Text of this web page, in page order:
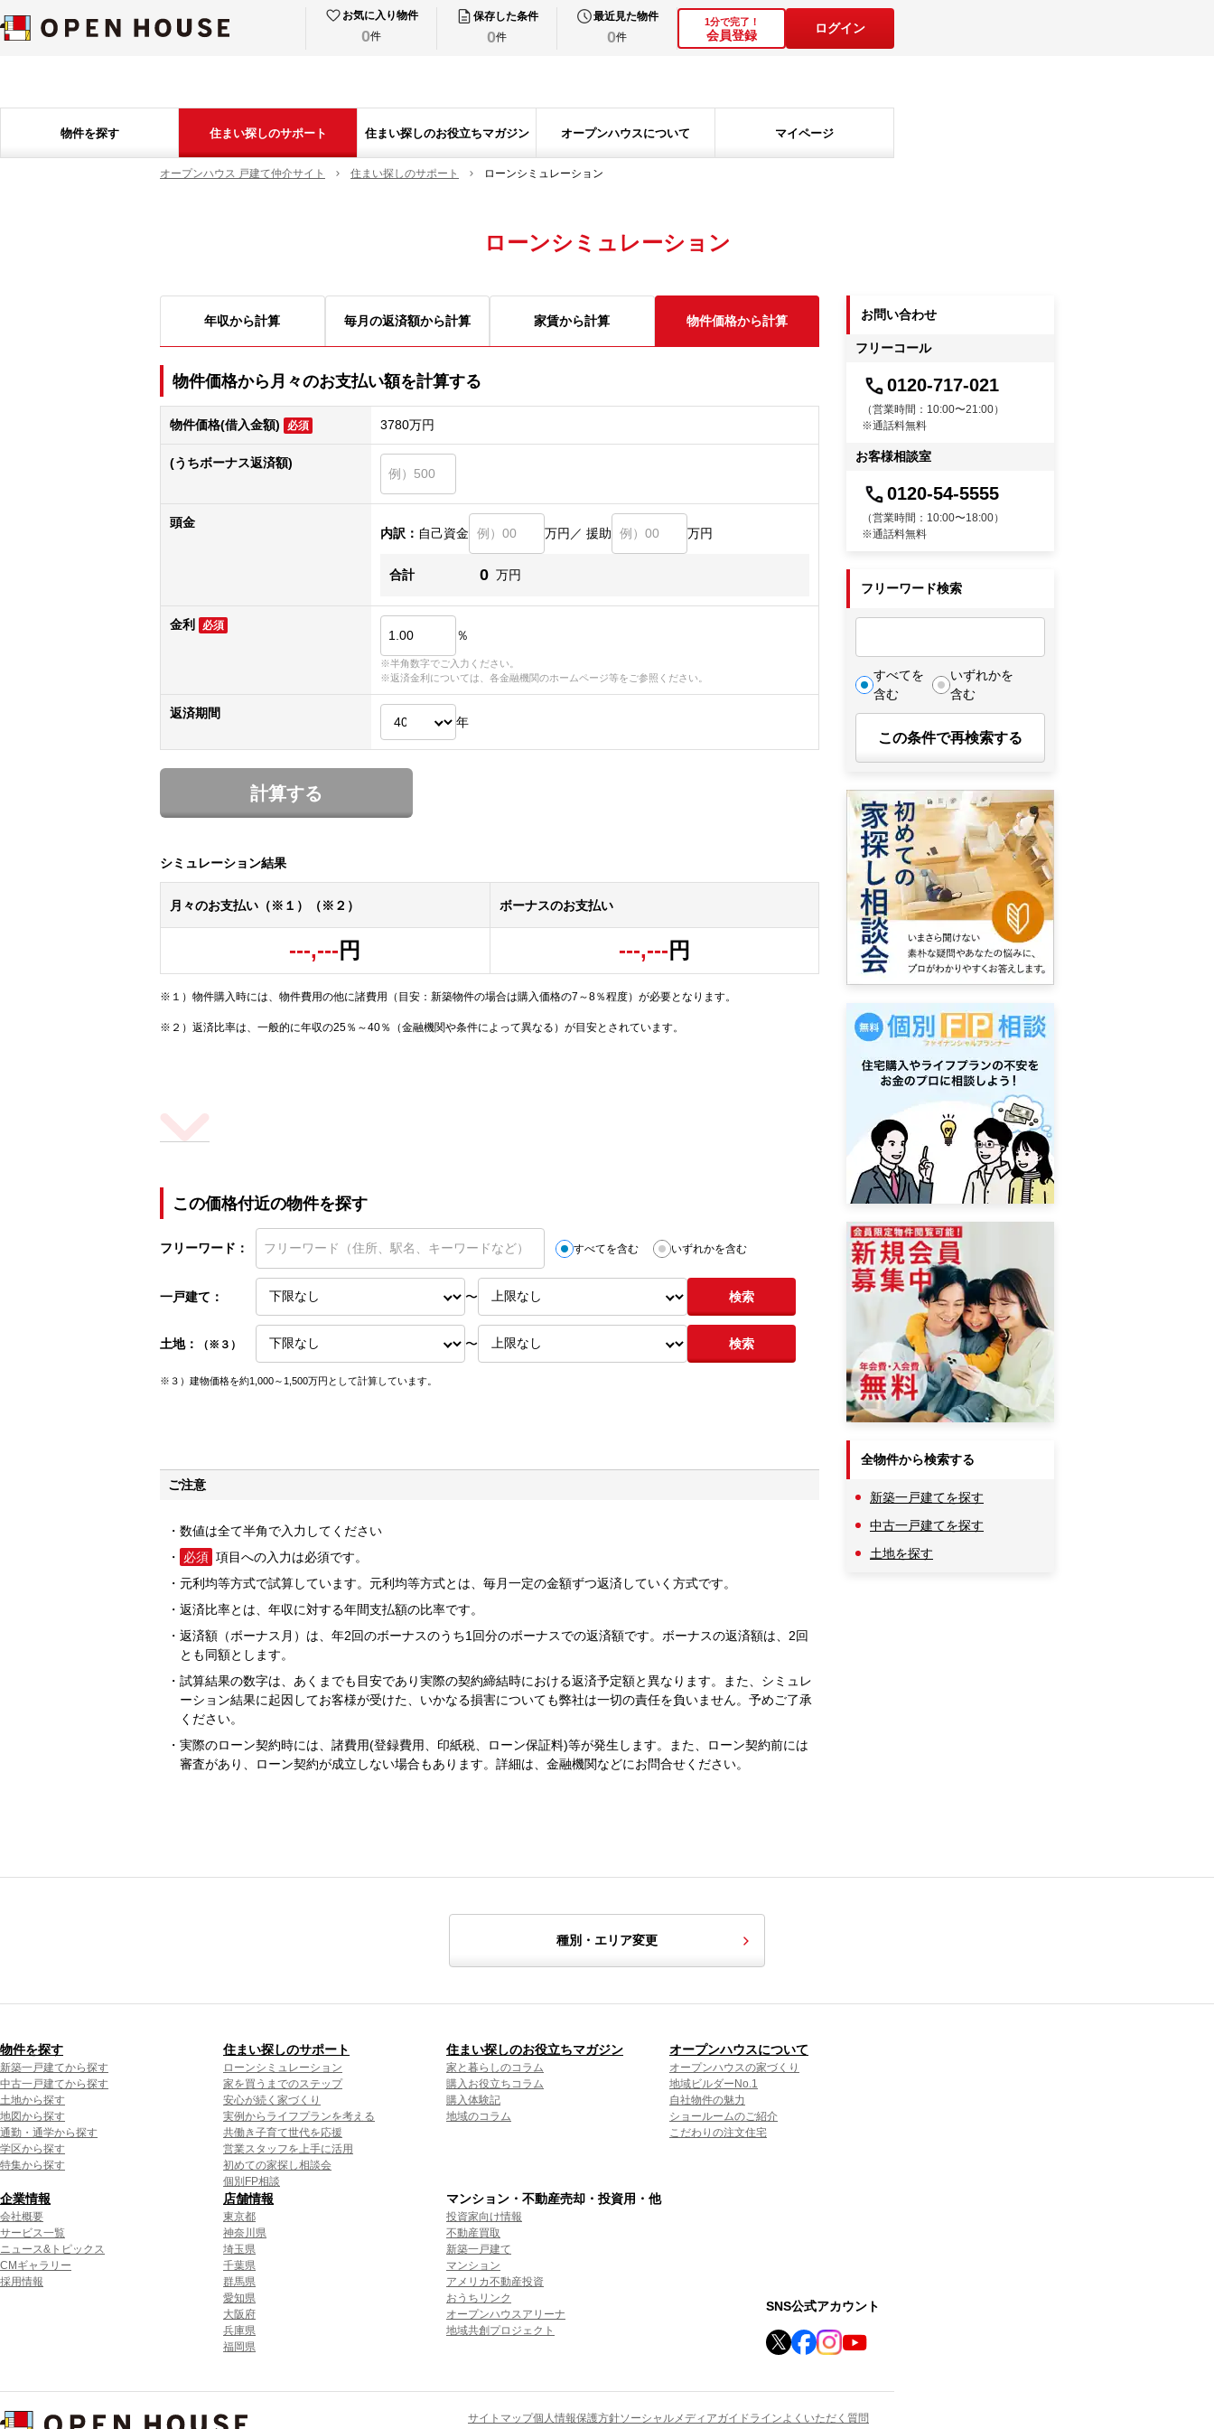
お気に入り物件
0件
保存した条件
0件
最近見た物件
0件
1分で完了！
会員登録
ログイン
物件を探す 住まい探しのサポート 住まい探しのお役立ちマガジン オープンハウスについて マイページ
オープンハウス 戸建て仲介サイト 住まい探しのサポート ローンシミュレーション
ローンシミュレーション
年収から計算 毎月の返済額から計算 家賃から計算 物件価格から計算
物件価格から月々のお支払い額を計算する
物件価格(借入金額) 必須 3780万円
(うちボーナス返済額)
頭金
内訳： 自己資金 万円／ 援助 万円
合計 0 万円
金利 必須
％
※半角数字でご入力ください。
※返済金利については、各金融機関のホームページ等をご参照ください。
返済期間
年
計算する
シミュレーション結果
月々のお支払い（※１）（※２）
---,--- 円
ボーナスのお支払い
---,--- 円
※１）物件購入時には、物件費用の他に諸費用（目安：新築物件の場合は購入価格の7～8％程度）が必要となります。
※２）返済比率は、一般的に年収の25％～40％（金融機関や条件によって異なる）が目安とされています。
この価格付近の物件を探す
フリーワード： すべてを含む いずれかを含む
一戸建て： 〜 検索
土地： （※３） 〜 検索
※３）建物価格を約1,000～1,500万円として計算しています。
ご注意
数値は全て半角で入力してください
必須 項目への入力は必須です。
元利均等方式で試算しています。元利均等方式とは、毎月一定の金額ずつ返済していく方式です。
返済比率とは、年収に対する年間支払額の比率です。
返済額（ボーナス月）は、年2回のボーナスのうち1回分のボーナスでの返済額です。ボーナスの返済額は、2回
とも同額とします。
試算結果の数字は、あくまでも目安であり実際の契約締結時における返済予定額と異なります。また、シミュレ
ーション結果に起因してお客様が受けた、いかなる損害についても弊社は一切の責任を負いません。予めご了承
ください。
実際のローン契約時には、諸費用(登録費用、印紙税、ローン保証料)等が発生します。また、ローン契約前には
審査があり、ローン契約が成立しない場合もあります。詳細は、金融機関などにお問合せください。
お問い合わせ
フリーコール
0120-717-021
（営業時間：10:00〜21:00）
※通話料無料
お客様相談室
0120-54-5555
（営業時間：10:00〜18:00）
※通話料無料
フリーワード検索
すべてを
含む
いずれかを
含む
この条件で再検索する
全物件から検索する
新築一戸建てを探す
中古一戸建てを探す
土地を探す
種別・エリア変更
物件を探す
新築一戸建てから探す
中古一戸建てから探す
土地から探す
地図から探す
通勤・通学から探す
学区から探す
特集から探す
住まい探しのサポート
ローンシミュレーション
家を買うまでのステップ
安心が続く家づくり
実例からライフプランを考える
共働き子育て世代を応援
営業スタッフを上手に活用
初めての家探し相談会
個別FP相談
住まい探しのお役立ちマガジン
家と暮らしのコラム
購入お役立ちコラム
購入体験記
地域のコラム
オープンハウスについて
オープンハウスの家づくり
地域ビルダーNo.1
自社物件の魅力
ショールームのご紹介
こだわりの注文住宅
企業情報
会社概要
サービス一覧
ニュース&トピックス
CMギャラリー
採用情報
店舗情報
東京都
神奈川県
埼玉県
千葉県
群馬県
愛知県
大阪府
兵庫県
福岡県
マンション・不動産売却・投資用・他
投資家向け情報
不動産買取
新築一戸建て
マンション
アメリカ不動産投資
おうちリンク
オープンハウスアリーナ
地域共創プロジェクト
SNS公式アカウント
サイトマップ個人情報保護方針ソーシャルメディアガイドラインよくいただく質問